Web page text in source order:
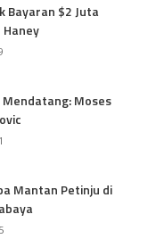
Bayaran $2 Juta
Mendatang: Moses
Mantan Petinju di